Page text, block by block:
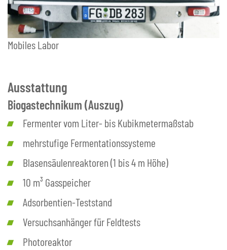
Mobiles Labor
Ausstattung
Biogastechnikum (Auszug)
Fermenter vom Liter- bis Kubikmetermaßstab
mehrstufige Fermentationssysteme
Blasensäulenreaktoren (1 bis 4 m Höhe)
10 m³ Gasspeicher
Adsorbentien-Teststand
Versuchsanhänger für Feldtests
Photoreaktor